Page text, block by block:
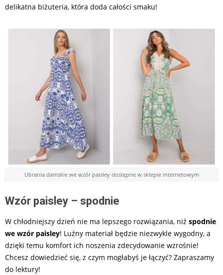
delikatna biżuteria, która doda całości smaku!
Ubrania damskie we wzór paisley dostępne w sklepie internetowym
Wzór paisley – spodnie
W chłodniejszy dzień nie ma lepszego rozwiązania, niż spodnie
we wzór paisley! Luźny materiał będzie niezwykle wygodny, a
dzięki temu komfort ich noszenia zdecydowanie wzrośnie!
Chcesz dowiedzieć się, z czym mogłabyś je łączyć? Zapraszamy
do lektury!